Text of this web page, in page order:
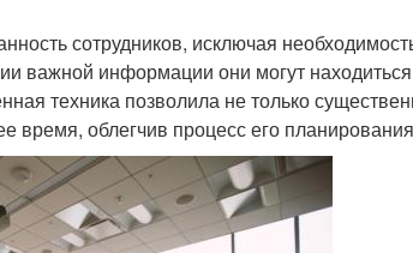
сотрудников, исключая
важной информации они могут
техника позволила не только
время, облегчив процесс его